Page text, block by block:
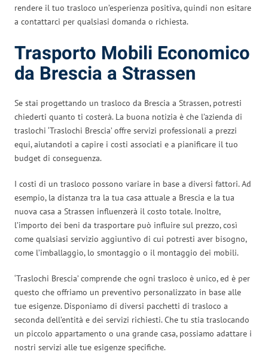
rendere il tuo trasloco un’esperienza positiva, quindi non esitare
a contattarci per qualsiasi domanda o richiesta.
Trasporto Mobili Economico
da Brescia a Strassen
Se stai progettando un trasloco da Brescia a Strassen, potresti
chiederti quanto ti costerà. La buona notizia è che l’azienda di
traslochi ‘Traslochi Brescia’ offre servizi professionali a prezzi
equi, aiutandoti a capire i costi associati e a pianificare il tuo
budget di conseguenza.
I costi di un trasloco possono variare in base a diversi fattori. Ad
esempio, la distanza tra la tua casa attuale a Brescia e la tua
nuova casa a Strassen influenzerà il costo totale. Inoltre,
l’importo dei beni da trasportare può influire sul prezzo, così
come qualsiasi servizio aggiuntivo di cui potresti aver bisogno,
come l’imballaggio, lo smontaggio o il montaggio dei mobili.
‘Traslochi Brescia’ comprende che ogni trasloco è unico, ed è per
questo che offriamo un preventivo personalizzato in base alle
tue esigenze. Disponiamo di diversi pacchetti di trasloco a
seconda dell’entità e dei servizi richiesti. Che tu stia traslocando
un piccolo appartamento o una grande casa, possiamo adattare i
nostri servizi alle tue esigenze specifiche.